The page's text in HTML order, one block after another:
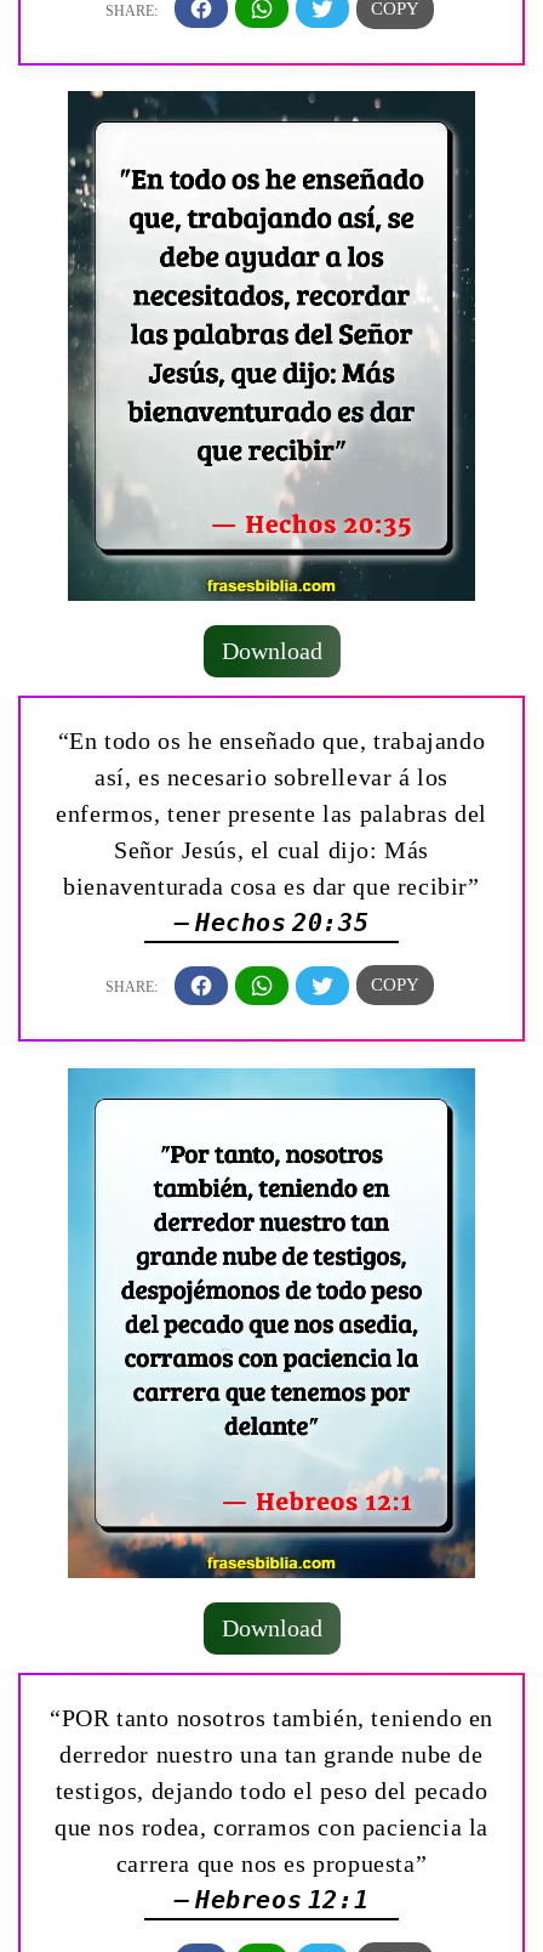
Download
“En todo os he enseñado que, trabajando
así, es necesario sobrellevar á los
enfermos, tener presente las palabras del
Señor Jesús, el cual dijo: Más
bienaventurada cosa es dar que recibir”
— Hechos 20:35
Download
“POR tanto nosotros también, teniendo en
derredor nuestro una tan grande nube de
testigos, dejando todo el peso del pecado
que nos rodea, corramos con paciencia la
carrera que nos es propuesta”
— Hebreos 12:1